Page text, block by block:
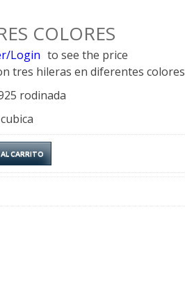
COLORES
Login to see the price
tres hileras en diferentes colores
rodinada
CARRITO